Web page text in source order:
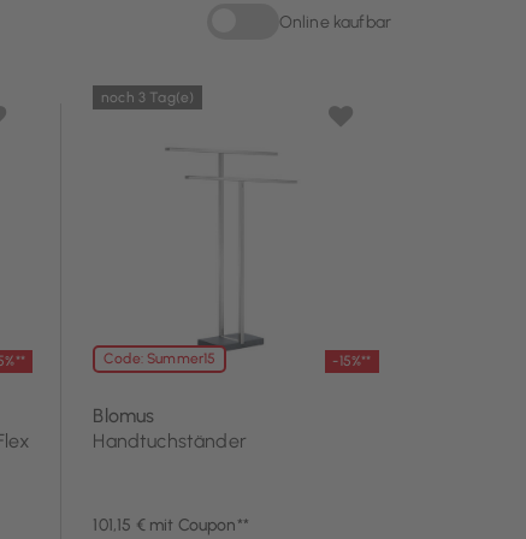
Online kaufbar
Sortieren nach Online kaufbar: Online
Code: Summer15 -15%**
noch 3 Tag(e)
Blomus
Handtuchständer
101,15 € mit Coupon**